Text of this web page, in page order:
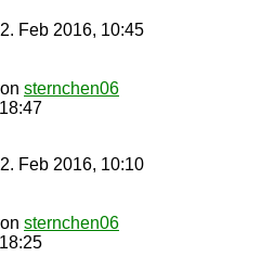
Feb 2016, 10:45
sternchen06
Feb 2016, 10:10
sternchen06